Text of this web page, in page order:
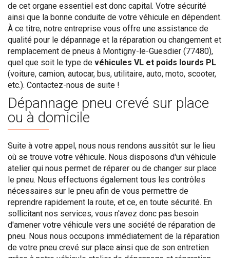
de cet organe essentiel est donc capital. Votre sécurité
ainsi que la bonne conduite de votre véhicule en dépendent.
À ce titre, notre entreprise vous offre une assistance de
qualité pour le dépannage et la réparation ou changement et
remplacement de pneus à Montigny-le-Guesdier (77480),
quel que soit le type de véhicules VL et poids lourds PL
(voiture, camion, autocar, bus, utilitaire, auto, moto, scooter,
etc.). Contactez-nous de suite !
Dépannage pneu crevé sur place
ou à domicile
Suite à votre appel, nous nous rendons aussitôt sur le lieu
où se trouve votre véhicule. Nous disposons d'un véhicule
atelier qui nous permet de réparer ou de changer sur place
le pneu. Nous effectuons également tous les contrôles
nécessaires sur le pneu afin de vous permettre de
reprendre rapidement la route, et ce, en toute sécurité. En
sollicitant nos services, vous n'avez donc pas besoin
d'amener votre véhicule vers une société de réparation de
pneu. Nous nous occupons immédiatement de la réparation
de votre pneu crevé sur place ainsi que de son entretien